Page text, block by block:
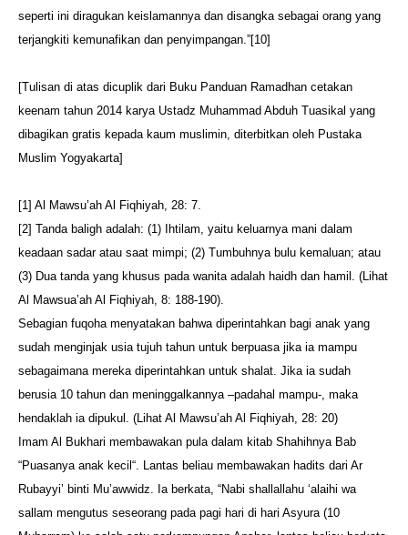
seperti ini diragukan keislamannya dan disangka sebagai orang yang
terjangkiti kemunafikan dan penyimpangan.”[10]
[Tulisan di atas dicuplik dari Buku Panduan Ramadhan cetakan
keenam tahun 2014 karya Ustadz Muhammad Abduh Tuasikal yang
dibagikan gratis kepada kaum muslimin, diterbitkan oleh Pustaka
Muslim Yogyakarta]
[1] Al Mawsu’ah Al Fiqhiyah, 28: 7.
[2] Tanda baligh adalah: (1) Ihtilam, yaitu keluarnya mani dalam
keadaan sadar atau saat mimpi; (2) Tumbuhnya bulu kemaluan; atau
(3) Dua tanda yang khusus pada wanita adalah haidh dan hamil. (Lihat
Al Mawsua’ah Al Fiqhiyah, 8: 188-190).
Sebagian fuqoha menyatakan bahwa diperintahkan bagi anak yang
sudah menginjak usia tujuh tahun untuk berpuasa jika ia mampu
sebagaimana mereka diperintahkan untuk shalat. Jika ia sudah
berusia 10 tahun dan meninggalkannya –padahal mampu-, maka
hendaklah ia dipukul. (Lihat Al Mawsu’ah Al Fiqhiyah, 28: 20)
Imam Al Bukhari membawakan pula dalam kitab Shahihnya Bab
“Puasanya anak kecil“. Lantas beliau membawakan hadits dari Ar
Rubayyi’ binti Mu’awwidz. Ia berkata, “Nabi shallallahu ‘alaihi wa
sallam mengutus seseorang pada pagi hari di hari Asyura (10